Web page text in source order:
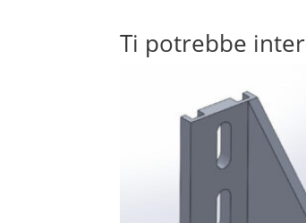
Ti potrebbe